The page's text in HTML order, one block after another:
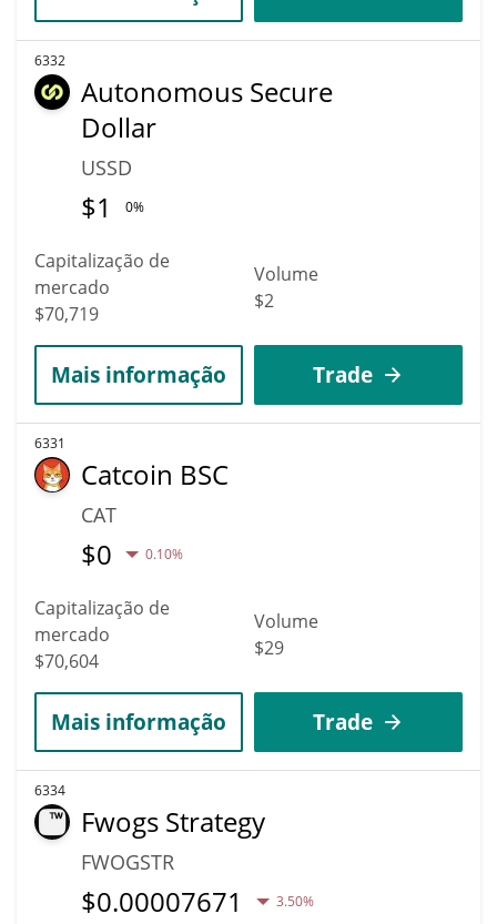
6332
Autonomous Secure
Dollar
USSD
$1 0%
Capitalização de
mercado
$70,719
Volume
$2
Mais informação Trade
6331
Catcoin BSC
CAT
$0 0.10%
Capitalização de
mercado
$70,604
Volume
$29
Mais informação Trade
6334
Fwogs Strategy
FWOGSTR
$0.00007671 3.50%